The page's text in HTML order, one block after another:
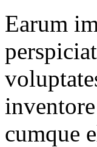
Earum
cumque